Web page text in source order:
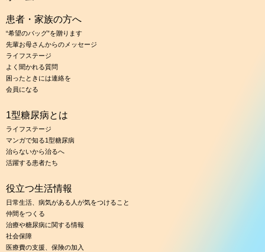
患者・家族の方へ
“希望のバッグ”を贈ります
先輩お母さんからのメッセージ
ライフステージ
よく聞かれる質問
困ったときには連絡を
会員になる
1型糖尿病とは
ライフステージ
マンガで知る1型糖尿病
治らないから治るへ
活躍する患者たち
役立つ生活情報
日常生活、病気がある人が気をつけること
仲間をつくる
治療や糖尿病に関する情報
社会保障
医療費の支援、保険の加入